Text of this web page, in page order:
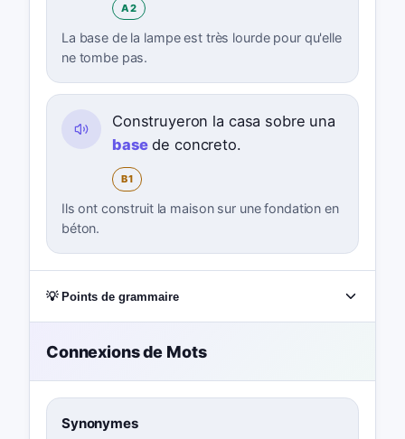
A2
La base de la lampe est très lourde pour qu'elle
ne tombe pas.
Construyeron la casa sobre una
basede concreto.
B1
Ils ont construit la maison sur une fondation en
béton.
💡 Points de grammaire
Connexions de Mots
Synonymes